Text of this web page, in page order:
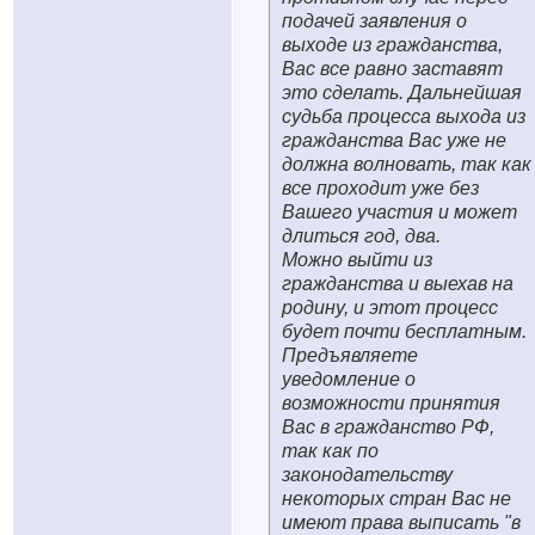
подачей заявления о
выходе из гражданства,
Вас все равно заставят
это сделать. Дальнейшая
судьба процесса выхода из
гражданства Вас уже не
должна волновать, так как
все проходит уже без
Вашего участия и может
длиться год, два.
Можно выйти из
гражданства и выехав на
родину, и этот процесс
будет почти бесплатным.
Предъявляете
уведомление о
возможности принятия
Вас в гражданство РФ,
так как по
законодательству
некоторых стран Вас не
имеют права выписать "в